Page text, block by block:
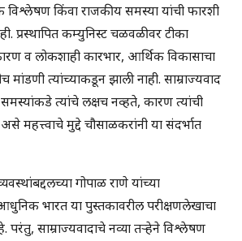
किंवा राजकीय समस्या यांची फारशी
प्रस्थापित कम्युनिस्ट चळवळीवर टीका
व लोकशाही कारभार, आर्थिक विकासाचा
मांडणी त्यांच्याकडून झाली नाही. साम्राज्यवाद
त्यांचे लक्षच नव्हते, कारण त्यांची
असे महत्त्वाचे मुद्दे चौसाळकरांनी या संदर्भात
गोपाळ राणे यांच्या
भारत या पुस्तकावरील परीक्षणलेखाचा
साम्राज्यवादाचे नव्या तऱ्हेने विश्लेषण